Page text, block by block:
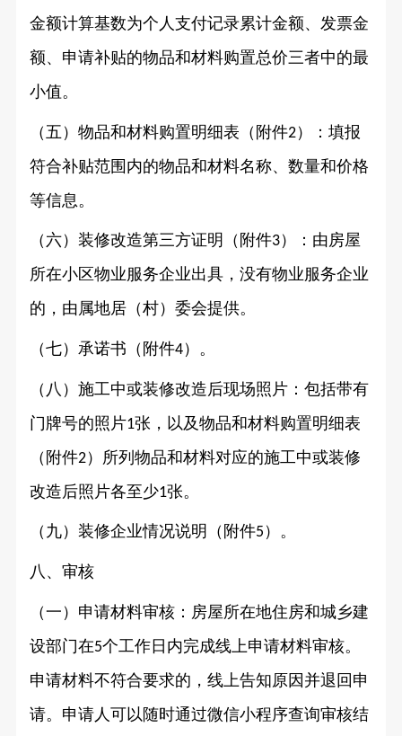
金额计算基数为个人支付记录累计金额、发票金
额、申请补贴的物品和材料购置总价三者中的最
小值。
（五）物品和材料购置明细表（附件2）：填报
符合补贴范围内的物品和材料名称、数量和价格
等信息。
（六）装修改造第三方证明（附件3）：由房屋
所在小区物业服务企业出具，没有物业服务企业
的，由属地居（村）委会提供。
（七）承诺书（附件4）。
（八）施工中或装修改造后现场照片：包括带有
门牌号的照片1张，以及物品和材料购置明细表
（附件2）所列物品和材料对应的施工中或装修
改造后照片各至少1张。
（九）装修企业情况说明（附件5 ）。
八、审核
（一）申请材料审核：房屋所在地住房和城乡建
设部门在5个工作日内完成线上申请材料审核。
申请材料不符合要求的，线上告知原因并退回申
请。申请人可以随时通过微信小程序查询审核结